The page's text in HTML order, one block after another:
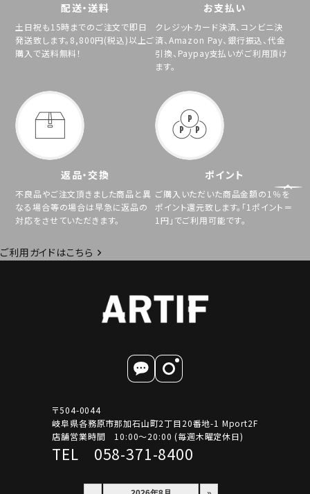
配送・送料
土日祝も15時までのご注文で即日
発送致します。8,800円(税込)以上ご
購入で送料無料！
お支払い
クレジットカード決済、コンビニ決
済、Amazon Pay、銀行振込、代金
引換、Paypay支払いがご利用頂け
ます。
返品・交換
不良品やご注文頂きました商品と異
なる場合等の場合は早急に返品の
対応をさせていただきます。
ポイント
ご購入いただいた商品金額の1％を
ポイント還元致します。「1ポイント＝
1円」でご利用可能です。
ご利用ガイドはこちら
〒504-0044
岐阜県各務原市那加石山町2丁目20番地-1 Mport2F
店舗営業時間 10:00～20:00 (毎週木曜定休日)
TEL 058-371-8400